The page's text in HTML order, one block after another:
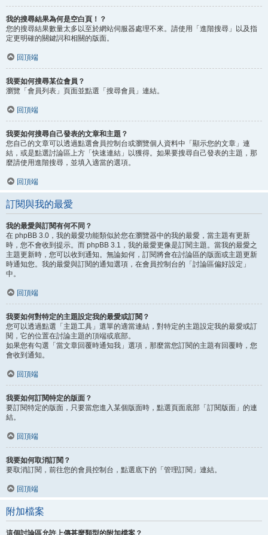
我的搜尋結果為何是空白頁！？
您的搜尋結果數量太多以至於網站伺服器處理不來。請使用「進階搜尋」以及指
定更明確的關鍵詞和相關的版面。
回頂端
我要如何搜尋某位會員？
瀏覽「會員列表」頁面並點選「搜尋會員」連結。
回頂端
我要如何搜尋自己發表的文章和主題？
您自己的文章可以透過點選會員控制台或瀏覽個人資料中「顯示您的文章」連
結，或是點選討論區上方「快速連結」以獲得。如果要搜尋自己發表的主題，那
麼請使用進階搜尋，並填入適當的選項。
回頂端
訂閱與我的最愛
我的最愛與訂閱有何不同？
在 phpBB 3.0，我的最愛功能類似於您在瀏覽器中的我的最愛，當主題有更新
時，您不會收到提示。而 phpBB 3.1，我的最愛更像是訂閱主題。當我的最愛之
主題更新時，您可以收到通知。無論如何，訂閱將會在討論區的版面或主題更新
時通知您。我的最愛與訂閱的通知選項，在會員控制台的「討論區偏好設定」
中。
回頂端
我要如何對特定的主題設定我的最愛或訂閱？
您可以透過點選「主題工具」選單的適當連結，對特定的主題設定我的最愛或訂
閱，它的位置在討論主題的頂端或底部。
如果您有勾選「當文章回覆時通知我」選項，那麼當您訂閱的主題有回覆時，您
會收到通知。
回頂端
我要如何訂閱特定的版面？
要訂閱特定的版面，只要當您進入某個版面時，點選頁面底部「訂閱版面」的連
結。
回頂端
我要如何取消訂閱？
要取消訂閱，前往您的會員控制台，點選底下的「管理訂閱」連結。
回頂端
附加檔案
這個討論區允許上傳甚麼類型的附加檔案？